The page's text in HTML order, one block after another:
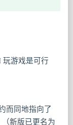
玩游戏是可行
而同地指向了
（新版已更名为